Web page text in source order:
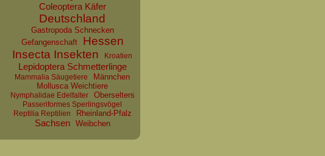
Coleoptera Käfer
Deutschland
Gastropoda Schnecken
Gefangenschaft
Hessen
Insecta Insekten
Kroatien
Lepidoptera Schmetterlinge
Mammalia Säugetiere
Männchen
Mollusca Weichtiere
Nymphalidae Edelfalter Oberselters
Passeriformes Sperlingsvögel
Reptilia Reptilien
Rheinland-Pfalz
Sachsen Weibchen